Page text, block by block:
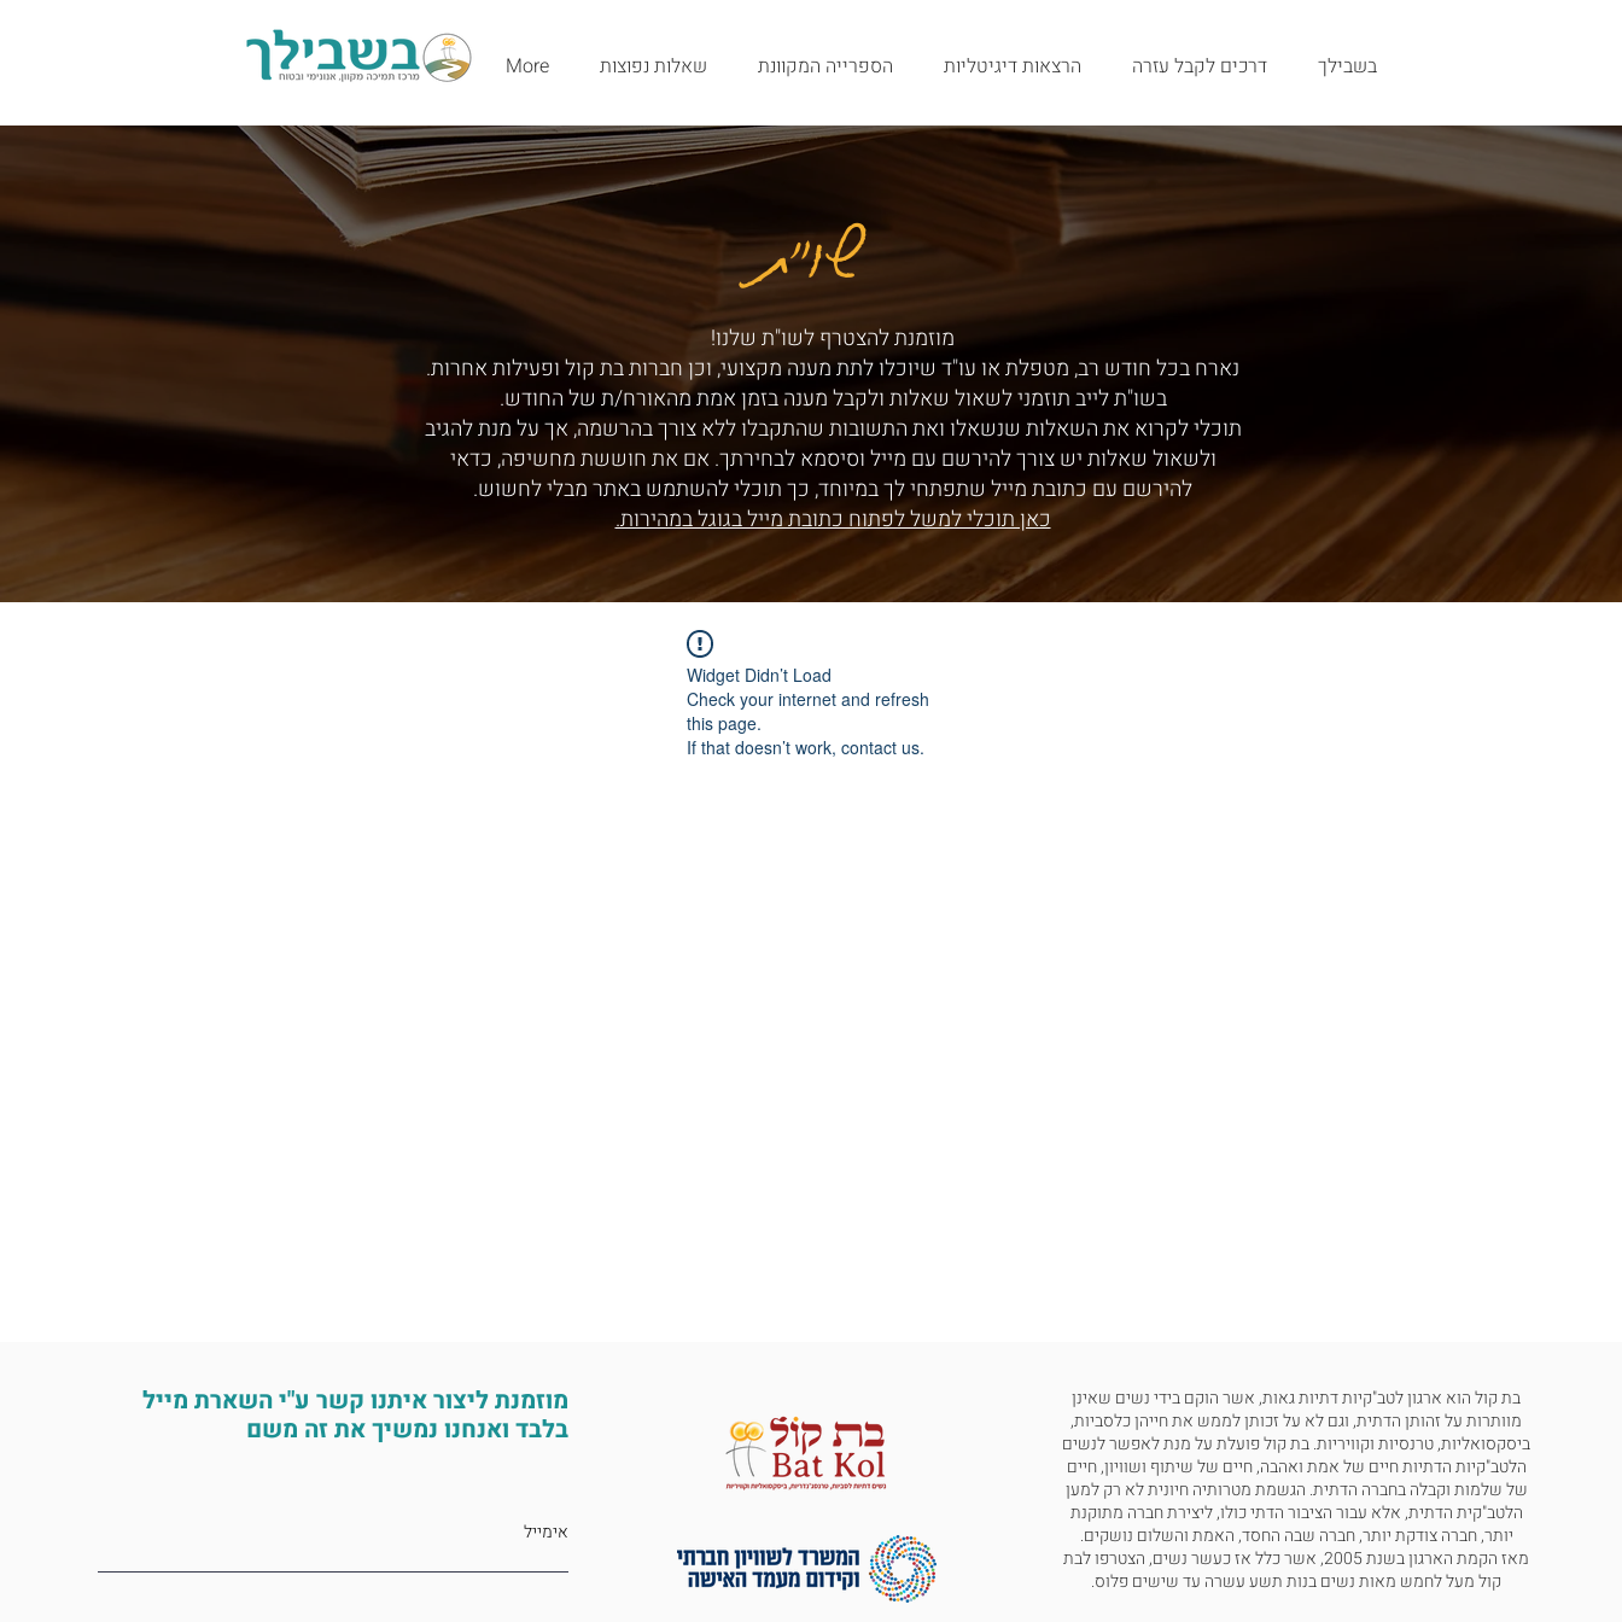
בשבילך דרכים לקבל עזרה הרצאות דיגיטליות הספרייה המקוונת שאלות נפוצות More
שו"ת
שו"ת
מוזמנת להצטרף לשו"ת שלנו!
נארח בכל חודש רב, מטפלת או עו"ד שיוכלו לתת מענה מקצועי, וכן חברות בת קול ופעילות אחרות.
בשו"ת לייב תוזמני לשאול שאלות ולקבל מענה בזמן אמת מהאורח/ת של החודש.
תוכלי לקרוא את השאלות שנשאלו ואת התשובות שהתקבלו ללא צורך בהרשמה, אך על מנת להגיב
ולשאול שאלות יש צורך להירשם עם מייל וסיסמא לבחירתך. אם את חוששת מחשיפה, כדאי
להירשם עם כתובת מייל שתפתחי לך במיוחד, כך תוכלי להשתמש באתר מבלי לחשוש.
כאן תוכלי למשל לפתוח כתובת מייל בגוגל במהירות.
Widget Didn’t Load
Check your internet and refresh
this page.
If that doesn’t work, contact us.
מוזמנת ליצור איתנו קשר ע"י השארת מייל
בלבד ואנחנו נמשיך את זה משם
בת קול הוא ארגון לטב"קיות דתיות גאות, אשר הוקם בידי נשים שאינן
מוותרות על זהותן הדתית, וגם לא על זכותן לממש את חייהן כלסביות,
ביסקסואליות, טרנסיות וקוויריות. בת קול פועלת על מנת לאפשר לנשים
הלטב"קיות הדתיות חיים של אמת ואהבה, חיים של שיתוף ושוויון, חיים
של שלמות וקבלה בחברה הדתית. הגשמת מטרותיה חיונית לא רק למען
הלטב"קית הדתית, אלא עבור הציבור הדתי כולו, ליצירת חברה מתוקנת
יותר, חברה צודקת יותר, חברה שבה החסד, האמת והשלום נושקים.
מאז הקמת הארגון בשנת 2005, אשר כלל אז כעשר נשים, הצטרפו לבת
קול מעל לחמש מאות נשים בנות תשע עשרה עד שישים פלוס.